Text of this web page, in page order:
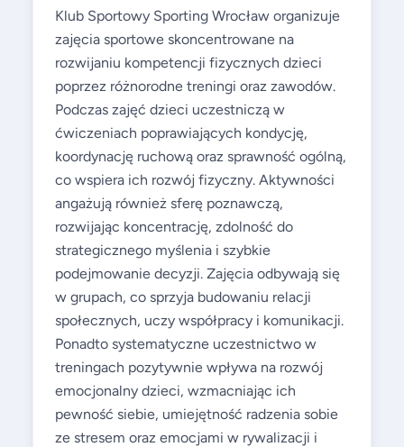
Klub Sportowy Sporting Wrocław organizuje
zajęcia sportowe skoncentrowane na
rozwijaniu kompetencji fizycznych dzieci
poprzez różnorodne treningi oraz zawodów.
Podczas zajęć dzieci uczestniczą w
ćwiczeniach poprawiających kondycję,
koordynację ruchową oraz sprawność ogólną,
co wspiera ich rozwój fizyczny. Aktywności
angażują również sferę poznawczą,
rozwijając koncentrację, zdolność do
strategicznego myślenia i szybkie
podejmowanie decyzji. Zajęcia odbywają się
w grupach, co sprzyja budowaniu relacji
społecznych, uczy współpracy i komunikacji.
Ponadto systematyczne uczestnictwo w
treningach pozytywnie wpływa na rozwój
emocjonalny dzieci, wzmacniając ich
pewność siebie, umiejętność radzenia sobie
ze stresem oraz emocjami w rywalizacji i